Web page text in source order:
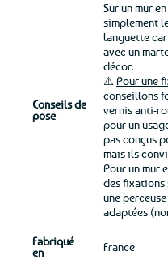
Conseils de
pose
Sur un mur
simplement
languette
avec un
décor.
⚠️ Pour une
conseillons
vernis anti-
pour un
pas conçus
mais ils
Pour un mur
des fixations
une
adaptées
Fabriqué
en
France